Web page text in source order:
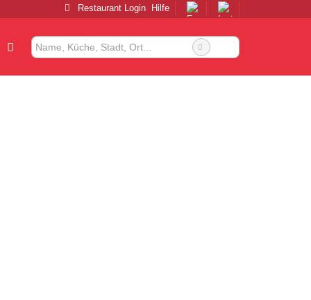
Restaurant Login Hilfe